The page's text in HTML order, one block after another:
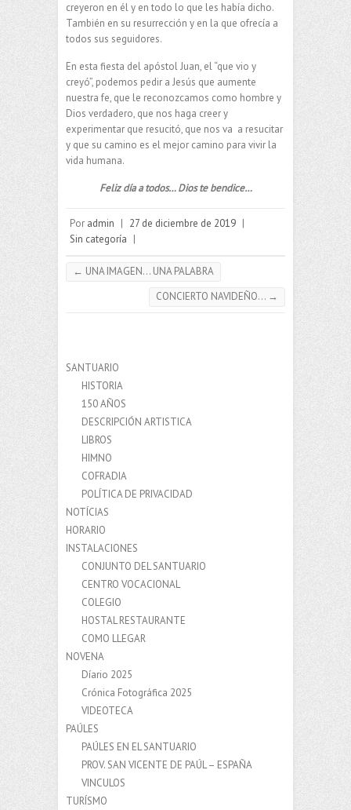
creyeron en él y en todo lo que les había dicho.
También en su resurrección y en la que ofrecía a
todos sus seguidores.
En esta fiesta del apóstol Juan, el “que vio y
creyó”, podemos pedir a Jesús que aumente
nuestra fe, que le reconozcamos como hombre y
Dios verdadero, que nos haga creer y
experimentar que resucitó, que nos va a resucitar
y que su camino es el mejor camino para vivir la
vida humana.
Feliz día a todos… Dios te bendice…
Por admin | 27 de diciembre de 2019 |
Sin categoría |
← UNA IMAGEN… UNA PALABRA
CONCIERTO NAVIDEÑO… →
SANTUARIO
HISTORIA
150 AÑOS
DESCRIPCIÓN ARTISTICA
LIBROS
HIMNO
COFRADIA
POLÍTICA DE PRIVACIDAD
NOTÍCIAS
HORARIO
INSTALACIONES
CONJUNTO DEL SANTUARIO
CENTRO VOCACIONAL
COLEGIO
HOSTAL RESTAURANTE
COMO LLEGAR
NOVENA
Díario 2025
Crónica Fotográfica 2025
VIDEOTECA
PAÚLES
PAÚLES EN EL SANTUARIO
PROV. SAN VICENTE DE PAÚL – ESPAÑA
VINCULOS
TURÍSMO